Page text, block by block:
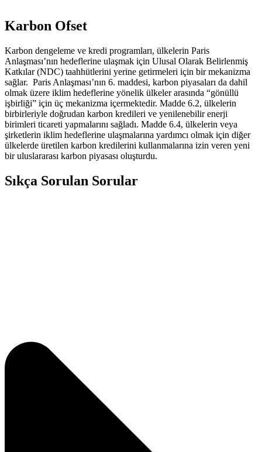
Karbon Ofset
Karbon dengeleme ve kredi programları, ülkelerin Paris
Anlaşması’nın hedeflerine ulaşmak için Ulusal Olarak Belirlenmiş
Katkılar (NDC) taahhütlerini yerine getirmeleri için bir mekanizma
sağlar. Paris Anlaşması’nın 6. maddesi, karbon piyasaları da dahil
olmak üzere iklim hedeflerine yönelik ülkeler arasında “gönüllü
işbirliği” için üç mekanizma içermektedir. Madde 6.2, ülkelerin
birbirleriyle doğrudan karbon kredileri ve yenilenebilir enerji
birimleri ticareti yapmalarını sağladı. Madde 6.4, ülkelerin veya
şirketlerin iklim hedeflerine ulaşmalarına yardımcı olmak için diğer
ülkelerde üretilen karbon kredilerini kullanmalarına izin veren yeni
bir uluslararası karbon piyasası oluşturdu.
Sıkça Sorulan Sorular